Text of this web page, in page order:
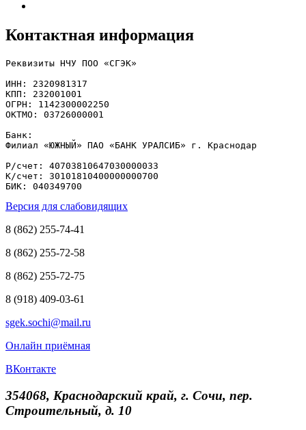
Контактная информация
Реквизиты НЧУ ПОО «СГЭК»
ИНН: 2320981317
КПП: 232001001
ОГРН: 1142300002250
ОКТМО: 03726000001
Банк:
Филиал «ЮЖНЫЙ» ПАО «БАНК УРАЛСИБ» г. Краснодар
Р/счет: 40703810647030000033
К/счет: 30101810400000000700
БИК: 040349700
Версия для слабовидящих
8 (862) 255-74-41
8 (862) 255-72-58
8 (862) 255-72-75
8 (918) 409-03-61
sgek.sochi@mail.ru
Онлайн приёмная
ВКонтакте
354068, Краснодарский край, г. Сочи, пер.
Строительный, д. 10